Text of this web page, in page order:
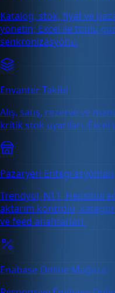
yönetin; Excel ile toplu
senkronizasyonu.
Envanter Takibi
Alış, satış, rezerve ve
kritik stok uyarıları, Excel
Pazaryeri Entegrasyonları
Trendyol, N11,
aktarım kontrolü,
ve feed anahtarları.
Enabase Online Mağaza
Responsive Enabase
Shopping ve Meta feed;